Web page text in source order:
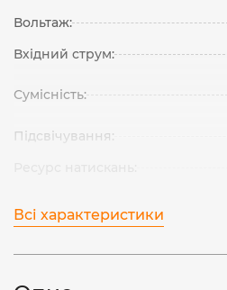
Вольтаж:
Вхідний струм:
Сумісність:
Підсвічування:
Всі характеристики